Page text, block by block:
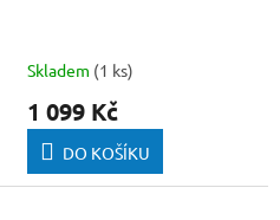
Skladem (1 ks)
1 099 Kč
DO KOŠÍKU